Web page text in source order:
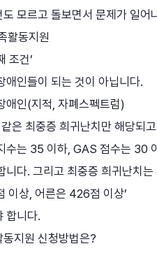
도 모르고 돌보면서 문제가 일어
활동지원
조건’
애인들이 되는 것이 아닙니다.
애인(지적, 자폐스펙트럼)
같은 최중증 희귀난치만 해당되
수는 35 이하, GAS 점수는 30
니다. 그리고 최중증 희귀난치
이상, 어른은 426점 이상’
합니다.
동지원 신청방법은?